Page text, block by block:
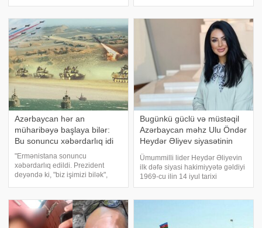
var. Əgər o, Azərbaycana gələrsə,
idarə müdirinin köməkçisi, uzağı
sektor müdiri səviyyəsind
kişilərə də 14 günlük ödənişli
məzuniyyət veriləcək. Bunun
üçün həmin şəxslə
Azərbaycan hər an
müharibəyə başlaya bilər:
Bu sonuncu xəbərdarlıq idi
"Ermənistana sonuncu
xəbərdarlıq edildi. Prezident
deyəndə ki, "biz işimizi bilək",
xəbərdarlıq dayanır". . Bu sözləri -
a açıqlamasında Mill
Bugünkü güclü və müstəqil
Azərbaycan məhz Ulu Öndər
Heydər Əliyev siyasətinin
əsəridir
Ümummilli lider Heydər Əliyevin
ilk dəfə siyasi hakimiyyətə gəldiyi
1969-cu ilin 14 iyul tarixi
Azərbaycanın özünə qayıdışının,
şəxsiyyə